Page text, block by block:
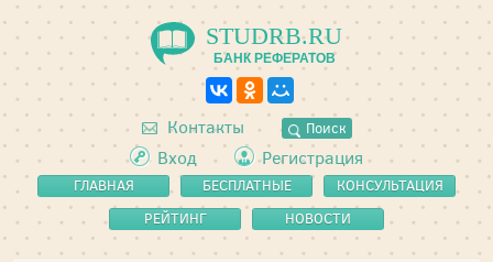
STUDRB.RU
БАНК РЕФЕРАТОВ
Контакты Поиск
Вход Регистрация
ГЛАВНАЯ
БЕСПЛАТНЫЕ
РЕФЕРАТЫ
КОНСУЛЬТАЦИЯ
РЕЙТИНГ
НОВОСТИ